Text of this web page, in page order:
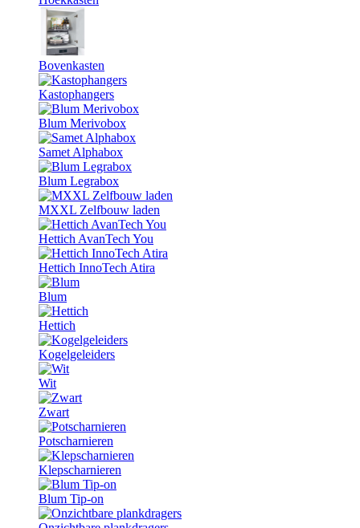
Bovenkasten
Kastophangers
Blum Merivobox
Samet Alphabox
Blum Legrabox
MXXL Zelfbouw laden
Hettich AvanTech You
Hettich InnoTech Atira
Blum
Hettich
Kogelgeleiders
Wit
Zwart
Potscharnieren
Klepscharnieren
Blum Tip-on